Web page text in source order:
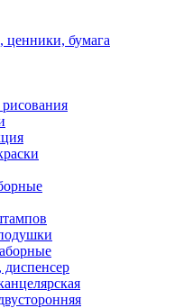
ценники, бумага
диспенсер